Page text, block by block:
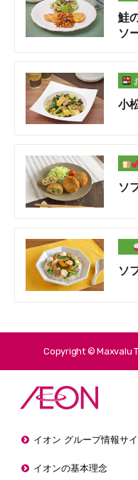
鮭
ソ
小
ソ
ソ
Copyright © Maxvalu
イオン グループ情報サイ
イオンの基本理念